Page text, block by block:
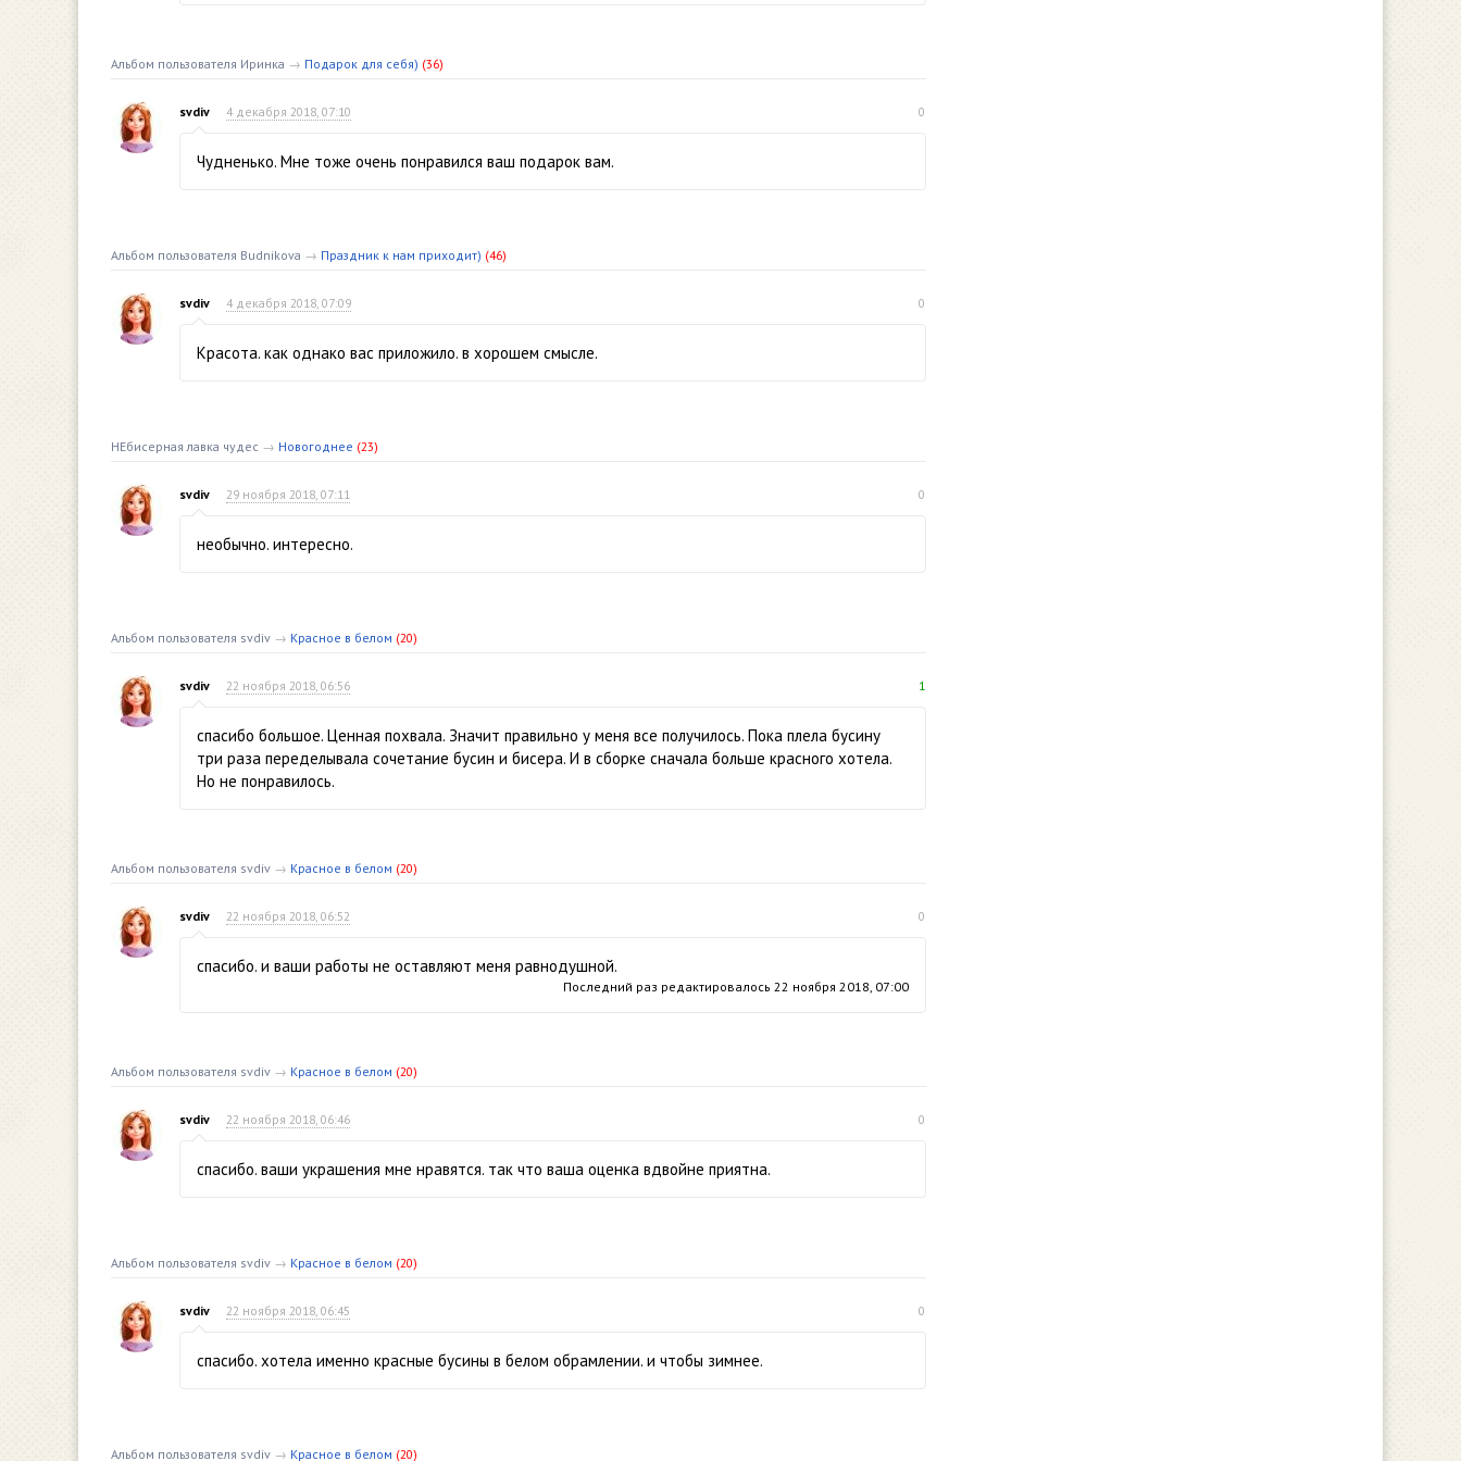
Альбом пользователя Иринка → Подарок для себя) (36)
svdiv 4 декабря 2018, 07:10 0
Чудненько. Мне тоже очень понравился ваш подарок вам.
Альбом пользователя Budnikova → Праздник к нам приходит) (46)
svdiv 4 декабря 2018, 07:09 0
Красота. как однако вас приложило. в хорошем смысле.
НЕбисерная лавка чудес → Новогоднее (23)
svdiv 29 ноября 2018, 07:11 0
необычно. интересно.
Альбом пользователя svdiv → Красное в белом (20)
svdiv 22 ноября 2018, 06:56 1
спасибо большое. Ценная похвала. Значит правильно у меня все получилось. Пока плела бусину
три раза переделывала сочетание бусин и бисера. И в сборке сначала больше красного хотела.
Но не понравилось.
Альбом пользователя svdiv → Красное в белом (20)
svdiv 22 ноября 2018, 06:52 0
спасибо. и ваши работы не оставляют меня равнодушной.
Последний раз редактировалось 22 ноября 2018, 07:00
Альбом пользователя svdiv → Красное в белом (20)
svdiv 22 ноября 2018, 06:46 0
спасибо. ваши украшения мне нравятся. так что ваша оценка вдвойне приятна.
Альбом пользователя svdiv → Красное в белом (20)
svdiv 22 ноября 2018, 06:45 0
спасибо. хотела именно красные бусины в белом обрамлении. и чтобы зимнее.
Альбом пользователя svdiv → Красное в белом (20)